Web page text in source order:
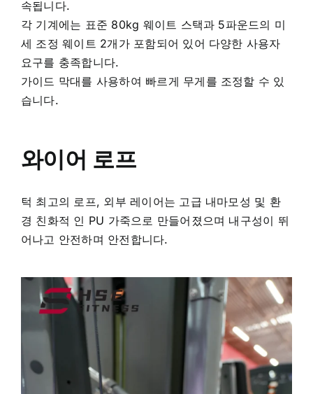
속됩니다.
각 기계에는 표준 80kg 웨이트 스택과 5파운드의 미
세 조정 웨이트 2개가 포함되어 있어 다양한 사용자
요구를 충족합니다.
가이드 막대를 사용하여 빠르게 무게를 조정할 수 있
습니다.
와이어 로프
턱 최고의 로프, 외부 레이어는 고급 내마모성 및 환
경 친화적 인 PU 가죽으로 만들어졌으며 내구성이 뛰
어나고 안전하며 안전합니다.